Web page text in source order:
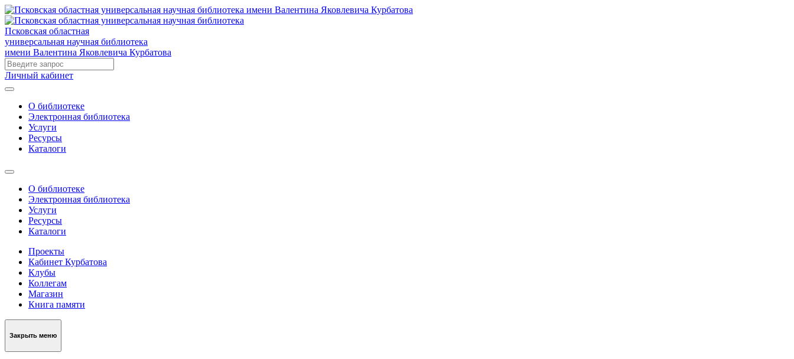
Псковская областная
универсальная научная библиотека
имени Валентина Яковлевича Курбатова
Личный кабинет
О библиотеке
Электронная библиотека
Услуги
Ресурсы
Каталоги
О библиотеке
Электронная библиотека
Услуги
Ресурсы
Каталоги
Проекты
Кабинет Курбатова
Клубы
Коллегам
Магазин
Книга памяти
Закрыть меню